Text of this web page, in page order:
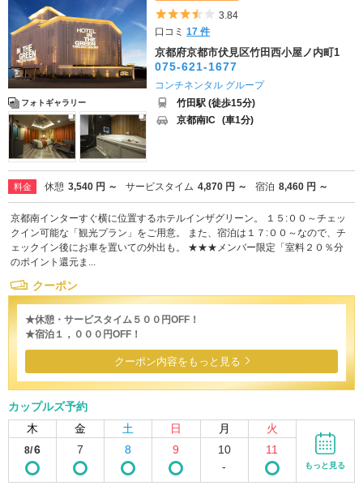
フォトギャラリー
5つ星のうち3.5
3.84
口コミ17 件
京都府京都市伏見区竹田西小屋ノ内町1
075-621-1677
コンチネンタル グループ
竹田駅 (徒歩15分)
京都南IC (車1分)
料金 休憩 3,540 円 ～ サービスタイム 4,870 円 ～ 宿泊 8,460 円 ～
京都南インターすぐ横に位置するホテルインザグリーン。 １５:００～チェッ
クイン可能な「観光プラン」をご用意。 また、宿泊は１７:００～なので、チ
ェックイン後にお車を置いての外出も。 ★★★メンバー限定「室料２０％分
のポイント還元ま...
クーポン
★休憩・サービスタイム５００円OFF！
★宿泊１，０００円OFF！
クーポン内容をもっと見る
カップルズ予約
木
金 土 日 月 火
8/6 7 8 9
10
-
11
もっと見る